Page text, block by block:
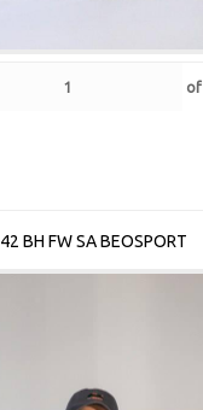
of
42 BH FW SA BEOSPORT